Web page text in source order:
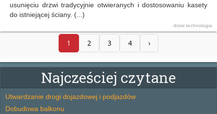
usunięciu drzwi tradycyjnie otwieranych i dostosowaniu kasety
do istniejącej ściany. (...)
drzwi technologia
1 2 3 4 ›
Najcześciej czytane
Utwardzanie drogi dojazdowej i podjazdów
Dobudowa balkonu